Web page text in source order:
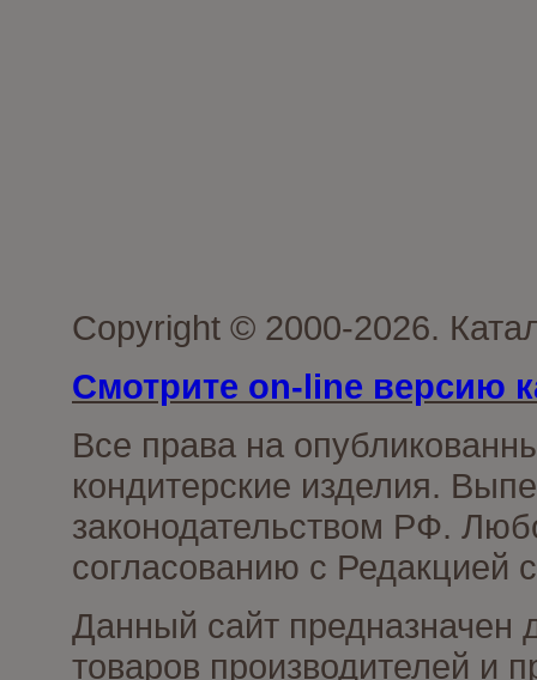
Copyright © 2000-2026.
Смотрите on-line версию
Все права на
кондитерские изделия.
законодательством РФ.
согласованию с Редакцией
Данный сайт предназначен
товаров производителей и